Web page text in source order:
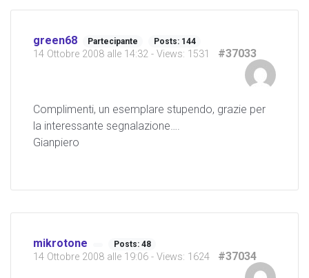
green68 Partecipante Posts: 144
14 Ottobre 2008 alle 14:32 - Views: 1531 #37033
Complimenti, un esemplare stupendo, grazie per
la interessante segnalazione….
Gianpiero
mikrotone Posts: 48
14 Ottobre 2008 alle 19:06 - Views: 1624 #37034